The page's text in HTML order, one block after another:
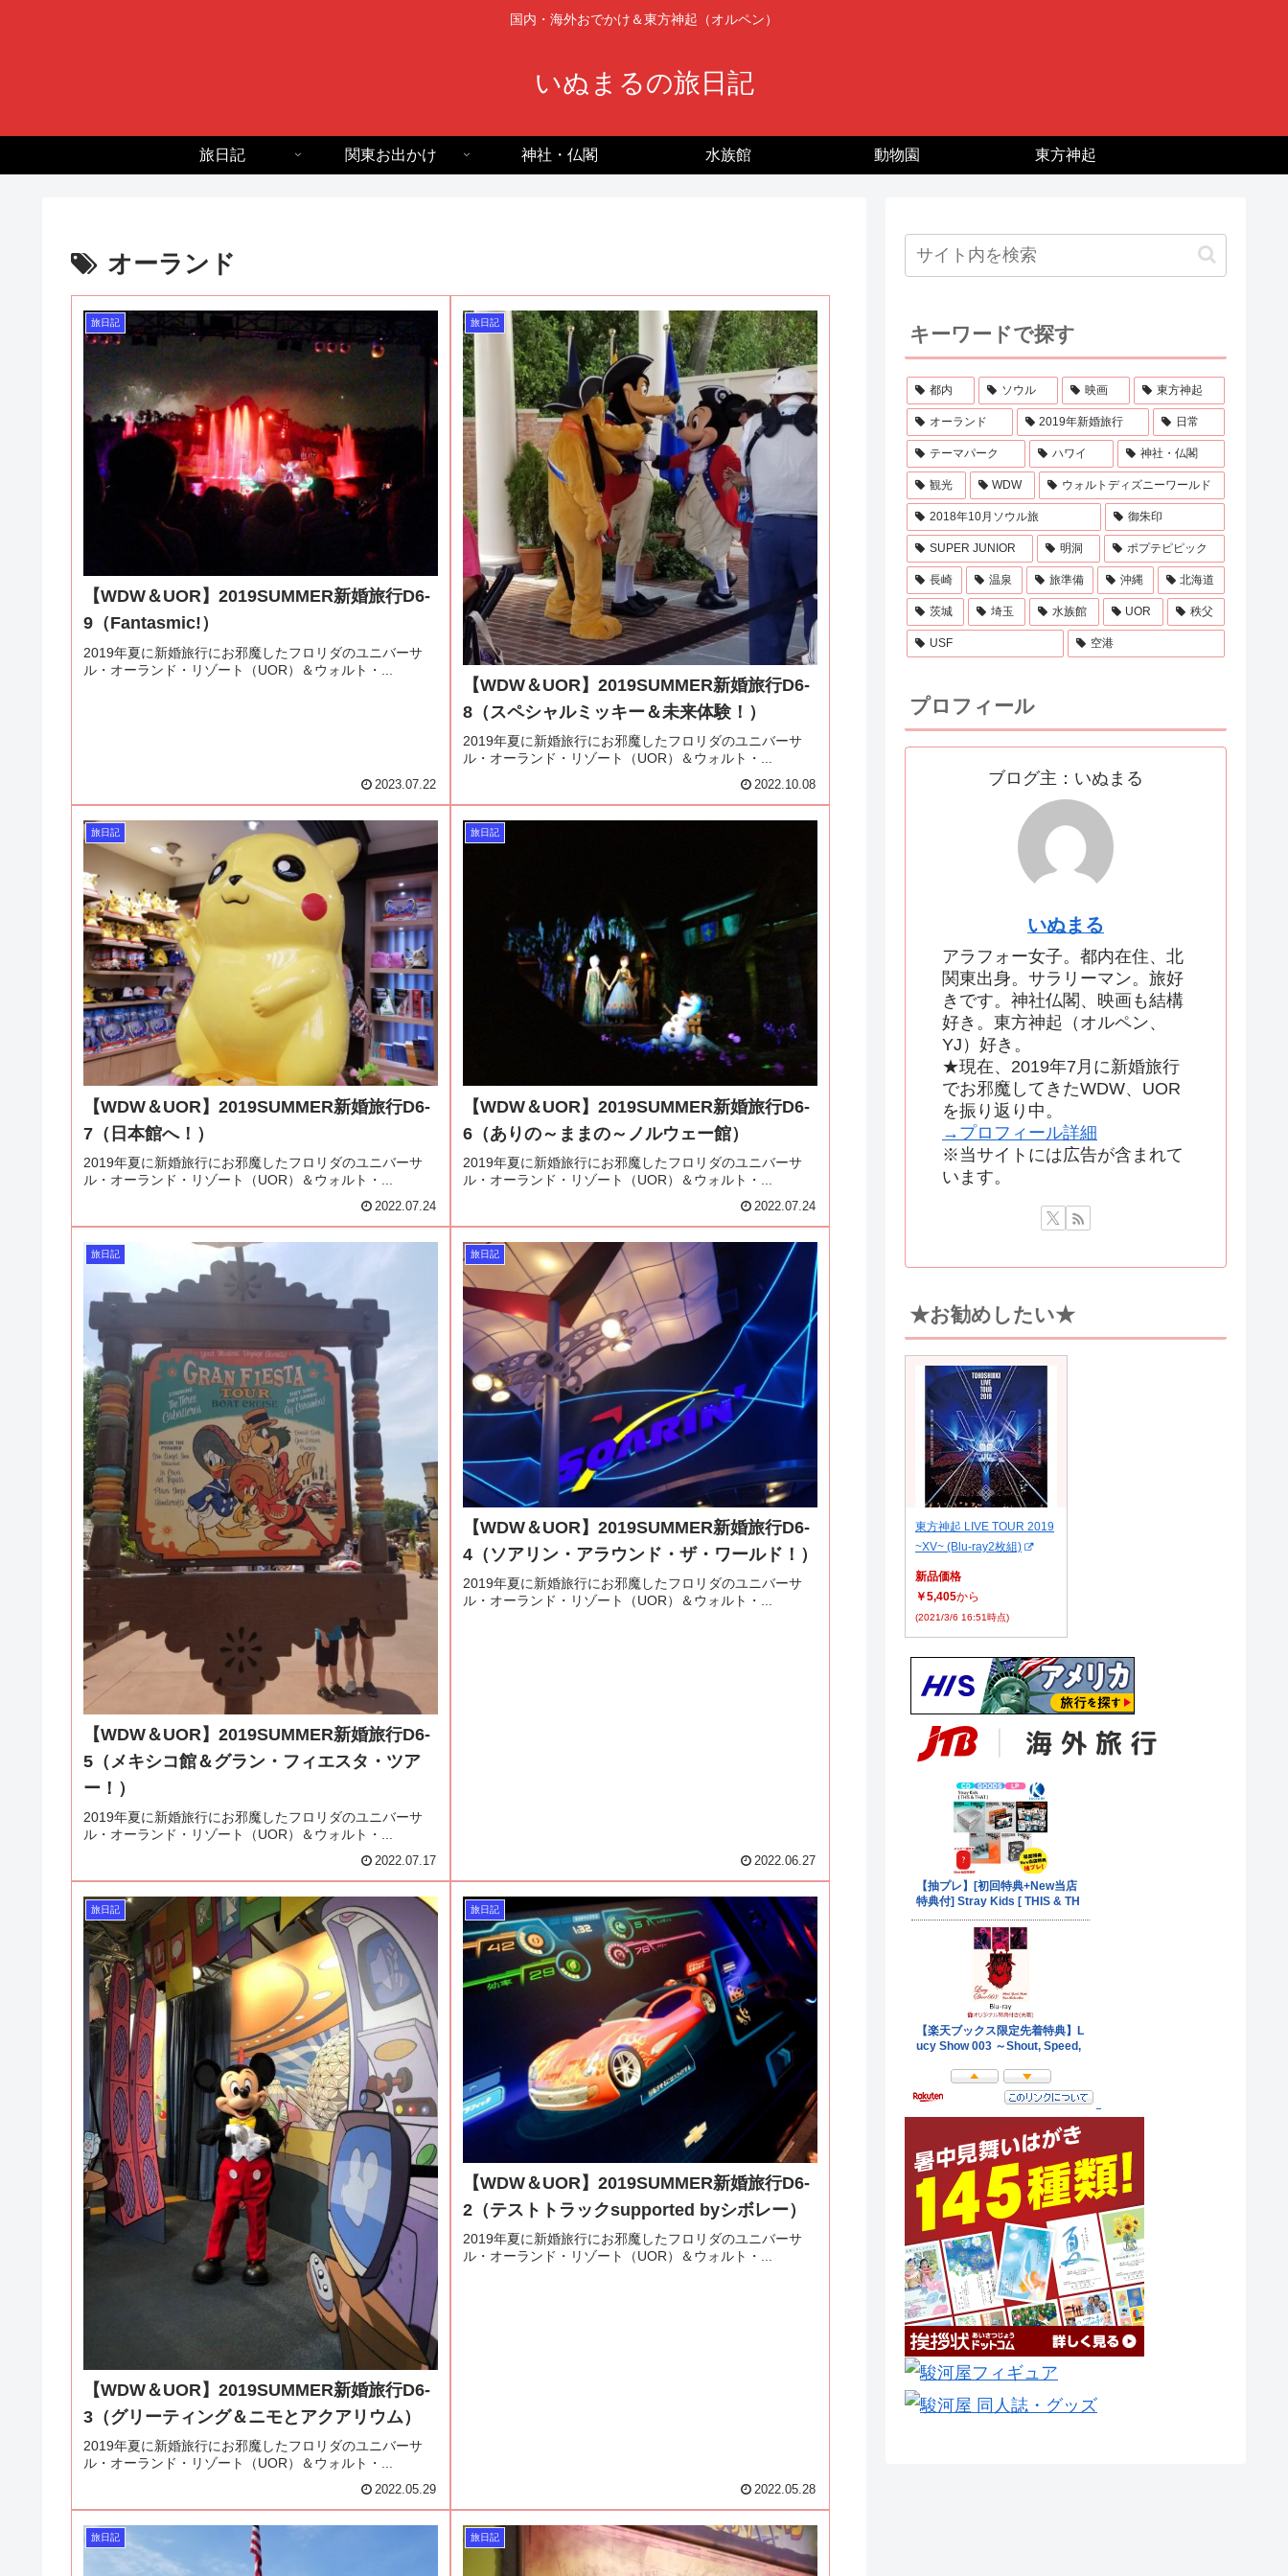
国内・海外おでかけ＆東方神起（オルペン）
いぬまるの旅日記
旅日記 関東お出かけ 神社・仏閣 水族館 動物園 東方神起
オーランド
旅日記
【WDW＆UOR】2019SUMMER新婚旅行D6-
9（Fantasmic!）
2019年夏に新婚旅行にお邪魔したフロリダのユニバーサ
ル・オーランド・リゾート（UOR）＆ウォルト・...
2023.07.22
旅日記
【WDW＆UOR】2019SUMMER新婚旅行D6-
8（スペシャルミッキー＆未来体験！）
2019年夏に新婚旅行にお邪魔したフロリダのユニバーサ
ル・オーランド・リゾート（UOR）＆ウォルト・...
2022.10.08
旅日記
【WDW＆UOR】2019SUMMER新婚旅行D6-
7（日本館へ！）
2019年夏に新婚旅行にお邪魔したフロリダのユニバーサ
ル・オーランド・リゾート（UOR）＆ウォルト・...
2022.07.24
旅日記
【WDW＆UOR】2019SUMMER新婚旅行D6-
6（ありの～ままの～ノルウェー館）
2019年夏に新婚旅行にお邪魔したフロリダのユニバーサ
ル・オーランド・リゾート（UOR）＆ウォルト・...
2022.07.24
旅日記
【WDW＆UOR】2019SUMMER新婚旅行D6-
5（メキシコ館＆グラン・フィエスタ・ツア
ー！）
2019年夏に新婚旅行にお邪魔したフロリダのユニバーサ
ル・オーランド・リゾート（UOR）＆ウォルト・...
2022.07.17
旅日記
【WDW＆UOR】2019SUMMER新婚旅行D6-
4（ソアリン・アラウンド・ザ・ワールド！）
2019年夏に新婚旅行にお邪魔したフロリダのユニバーサ
ル・オーランド・リゾート（UOR）＆ウォルト・...
2022.06.27
旅日記
【WDW＆UOR】2019SUMMER新婚旅行D6-
3（グリーティング＆ニモとアクアリウム）
2019年夏に新婚旅行にお邪魔したフロリダのユニバーサ
ル・オーランド・リゾート（UOR）＆ウォルト・...
2022.05.29
旅日記
【WDW＆UOR】2019SUMMER新婚旅行D6-
2（テストトラックsupported byシボレー）
2019年夏に新婚旅行にお邪魔したフロリダのユニバーサ
ル・オーランド・リゾート（UOR）＆ウォルト・...
2022.05.28
旅日記 旅日記
キーワードで探す
都内 ソウル 映画 東方神起
オーランド 2019年新婚旅行 日常
テーマパーク ハワイ 神社・仏閣
観光 WDW ウォルトディズニーワールド
2018年10月ソウル旅 御朱印
SUPER JUNIOR 明洞 ポプテピピック
長崎 温泉 旅準備 沖縄 北海道
茨城 埼玉 水族館 UOR 秩父
USF 空港
プロフィール
ブログ主：いぬまる
いぬまる
アラフォー女子。都内在住、北
関東出身。サラリーマン。旅好
きです。神社仏閣、映画も結構
好き。東方神起（オルペン、
YJ）好き。
★現在、2019年7月に新婚旅行
でお邪魔してきたWDW、UOR
を振り返り中。
→プロフィール詳細
※当サイトには広告が含まれて
います。
★お勧めしたい★
東方神起 LIVE TOUR 2019
~XV~ (Blu-ray2枚組)
新品価格
￥5,405から
(2021/3/6 16:51時点)